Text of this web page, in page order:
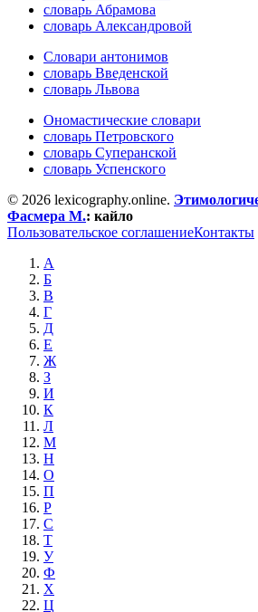
словарь Абрамова
словарь Александровой
Словари антонимов
словарь Введенской
словарь Львова
Ономастические словари
словарь Петровского
словарь Суперанской
словарь Успенского
© 2026 lexicography.online.
Фасмера М.: кайло
Пользовательское соглашениеКонтакты
А
Б
В
Г
Д
Е
Ж
З
И
К
Л
М
Н
О
П
Р
С
Т
У
Ф
Х
Ц